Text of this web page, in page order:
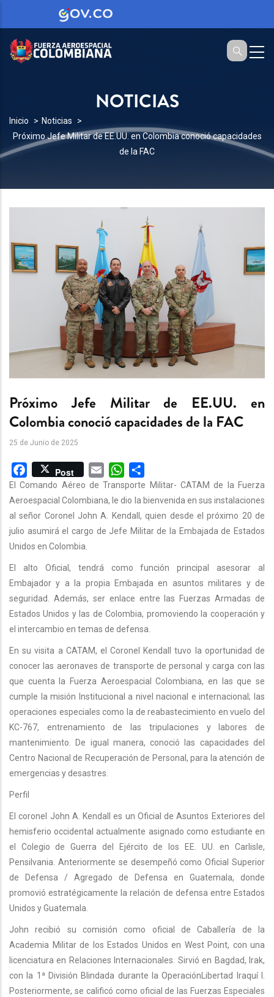
NOTICIAS
SOBRESCRIBIR
ENLACES
DE
A
NAVEGACIÓN
Inicio
Noticias
Próximo Jefe Militar de EE.UU. en Colombia conoció capacidades
de la FAC
Próximo Jefe Militar de EE.UU. en
Colombia conoció capacidades de la FAC
25 de Junio de 2025
Facebook
Post Email WhatsApp
El Comando Aéreo de Transporte Militar- CATAM de la Fuerza
Aeroespacial Colombiana, le dio la bienvenida en sus instalaciones
al señor Coronel John A. Kendall, quien desde el próximo 20 de
julio asumirá el cargo de Jefe Militar de la Embajada de Estados
Unidos en Colombia.
El alto Oficial, tendrá como función principal asesorar al
Embajador y a la propia Embajada en asuntos militares y de
seguridad. Además, ser enlace entre las Fuerzas Armadas de
Estados Unidos y las de Colombia, promoviendo la cooperación y
el intercambio en temas de defensa.
En su visita a CATAM, el Coronel Kendall tuvo la oportunidad de
conocer las aeronaves de transporte de personal y carga con las
que cuenta la Fuerza Aeroespacial Colombiana, en las que se
cumple la misión Institucional a nivel nacional e internacional; las
operaciones especiales como la de reabastecimiento en vuelo del
KC-767, entrenamiento de las tripulaciones y labores de
mantenimiento. De igual manera, conoció las capacidades del
Centro Nacional de Recuperación de Personal, para la atención de
emergencias y desastres.
Perfil
El coronel John A. Kendall es un Oficial de Asuntos Exteriores del
hemisferio occidental actualmente asignado como estudiante en
el Colegio de Guerra del Ejército de los EE. UU. en Carlisle,
Pensilvania. Anteriormente se desempeñó como Oficial Superior
de Defensa / Agregado de Defensa en Guatemala, donde
promovió estratégicamente la relación de defensa entre Estados
Unidos y Guatemala.
John recibió su comisión como oficial de Caballería de la
Academia Militar de los Estados Unidos en West Point, con una
licenciatura en Relaciones Internacionales. Sirvió en Bagdad, Irak,
con la 1ª División Blindada durante la OperaciónLibertad Iraquí I.
Posteriormente, se calificó como oficial de las Fuerzas Especiales